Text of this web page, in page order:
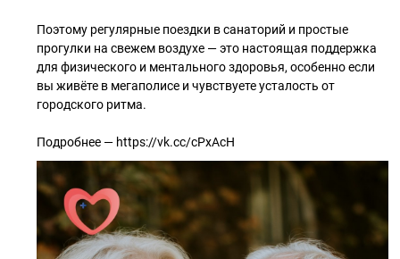
Поэтому регулярные поездки в санаторий и простые
прогулки на свежем воздухе — это настоящая поддержка
для физического и ментального здоровья, особенно если
вы живёте в мегаполисе и чувствуете усталость от
городского ритма.
Подробнее — https://vk.cc/cPxAcH